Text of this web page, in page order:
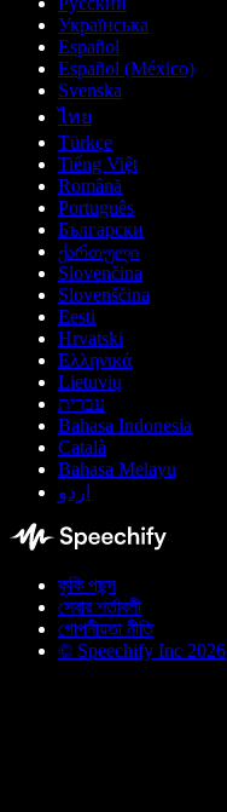
Українська
Español
Español (México)
Svenska
ไทย
Türkçe
Tiếng Việt
Română
Português
Български
ქართული
Slovenčina
Slovenščina
Eesti
Hrvatski
Ελληνικά
Lietuvių
עברית
Bahasa Indonesia
Català
Bahasa Melayu
اردو
কুকি পছন্দ
সেবার শর্তাবলী
গোপনীয়তা নীতি
© Speechify Inc 2026